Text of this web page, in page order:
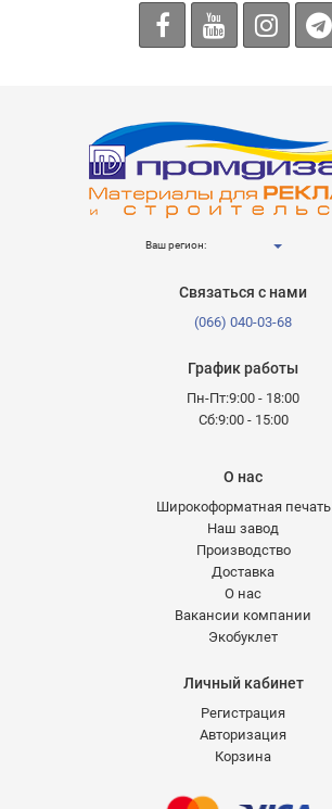
Ваш регион:
Связаться с нами
(066) 040-03-68
График работы
Пн-Пт:9:00 - 18:00
Сб:9:00 - 15:00
О нас
Широкоформатная печать
Наш завод
Производство
Доставка
О нас
Вакансии компании
Экобуклет
Личный кабинет
Регистрация
Авторизация
Корзина